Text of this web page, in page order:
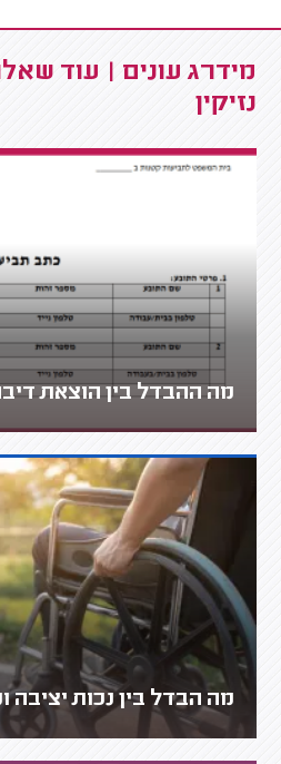
מידרג עונים | עוד
נזיקין
מה ההבדל בין הוצאת
מה הבדל בין נכות יציבה